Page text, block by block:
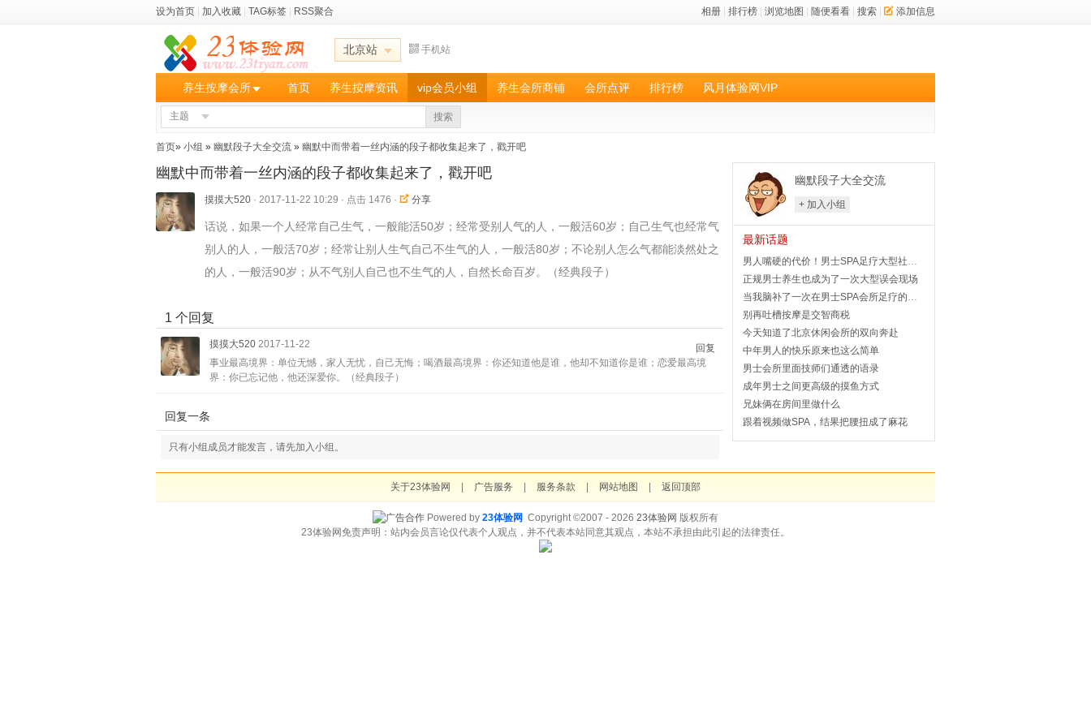
设为首页 加入收藏 TAG标签 RSS聚合 相册 排行榜 浏览地图 随便看看 搜索 添加信息
北京站 手机站
养生按摩会所 首页 养生按摩资讯 vip会员小组 养生会所商铺 会所点评 排行榜 风月体验网VIP
主题 搜索
首页» 小组 » 幽默段子大全交流 » 幽默中而带着一丝内涵的段子都收集起来了，戳开吧
幽默中而带着一丝内涵的段子都收集起来了，戳开吧
摸摸大520 · 2017-11-22 10:29 · 点击 1476 · 分享
话说，如果一个人经常自己生气，一般能活50岁；经常受别人气的人，一般活60岁；自己生气也经常气
别人的人，一般活70岁；经常让别人生气自己不生气的人，一般活80岁；不论别人怎么气都能淡然处之
的人，一般活90岁；从不气别人自己也不生气的人，自然长命百岁。（经典段子）
1 个回复
摸摸大520 2017-11-22
回复
事业最高境界：单位无憾，家人无忧，自己无悔；喝酒最高境界：你还知道他是谁，他却不知道你是谁；恋爱最高境
界：你已忘记他，他还深爱你。（经典段子）
回复一条
只有小组成员才能发言，请先加入小组。
幽默段子大全交流
+ 加入小组
最新话题
男人嘴硬的代价！男士SPA足疗大型社死名场面
正规男士养生也成为了一次大型误会现场
当我脑补了一次在男士SPA会所足疗的体验差距
别再吐槽按摩是交智商税
今天知道了北京休闲会所的双向奔赴
中年男人的快乐原来也这么简单
男士会所里面技师们通透的语录
成年男士之间更高级的摸鱼方式
兄妹俩在房间里做什么
跟着视频做SPA，结果把腰扭成了麻花
关于23体验网 广告服务 服务条款 网站地图 返回顶部
Powered by 23体验网 Copyright ©2007 - 2026 23体验网 版权所有
23体验网免责声明：站内会员言论仅代表个人观点，并不代表本站同意其观点，本站不承担由此引起的法律责任。